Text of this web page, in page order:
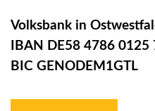
Volksbank in
IBAN DE58 4786
BIC GENODEM1GTL